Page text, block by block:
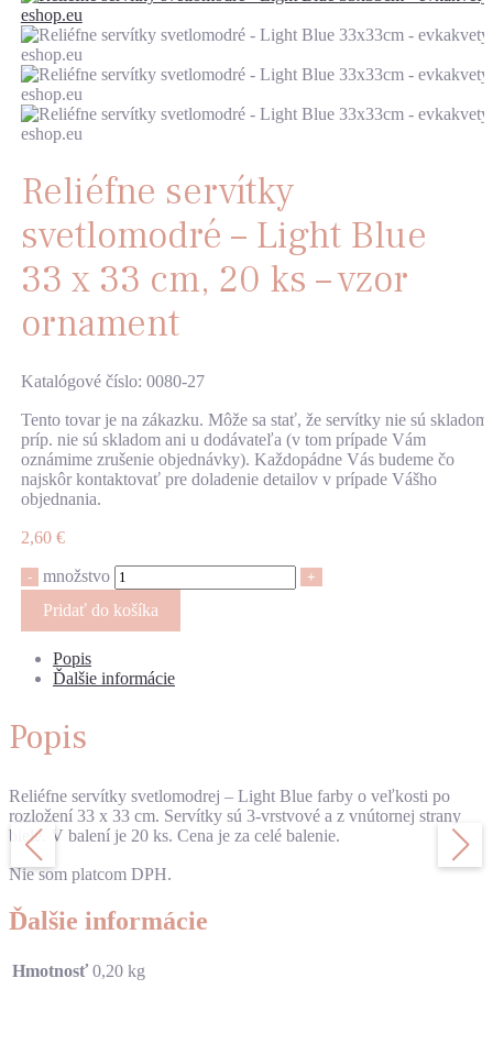
Reliéfne servítky
svetlomodré – Light Blue
33 x 33 cm, 20 ks – vzor
ornament
Katalógové číslo: 0080-27
Tento tovar je na zákazku. Môže sa stať, že servítky nie sú skladom,
príp. nie sú skladom ani u dodávateľa (v tom prípade Vám
oznámime zrušenie objednávky). Každopádne Vás budeme čo
najskôr kontaktovať pre doladenie detailov v prípade Vášho
objednania.
2,60 €
- množstvo +
Pridať do košíka
Popis
Ďalšie informácie
Popis
Reliéfne servítky svetlomodrej – Light Blue farby o veľkosti po
rozložení 33 x 33 cm. Servítky sú 3-vrstvové a z vnútornej strany
biele. V balení je 20 ks. Cena je za celé balenie.
Nie som platcom DPH.
Ďalšie informácie
Hmotnosť 0,20 kg